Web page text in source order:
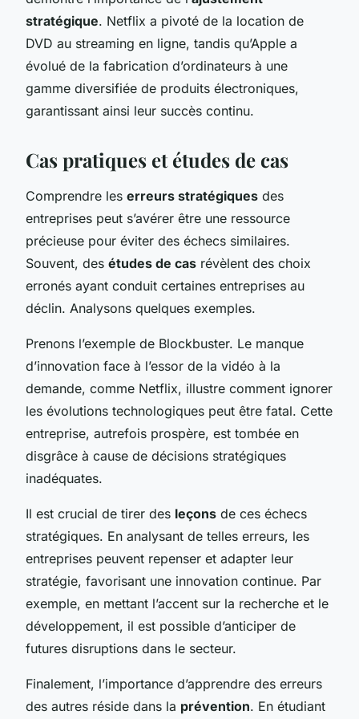
stratégique. Netflix a pivoté de la location de
DVD au streaming en ligne, tandis qu’Apple a
évolué de la fabrication d’ordinateurs à une
gamme diversifiée de produits électroniques,
garantissant ainsi leur succès continu.
Cas pratiques et études de cas
Comprendre les erreurs stratégiques des
entreprises peut s’avérer être une ressource
précieuse pour éviter des échecs similaires.
Souvent, des études de cas révèlent des choix
erronés ayant conduit certaines entreprises au
déclin. Analysons quelques exemples.
Prenons l’exemple de Blockbuster. Le manque
d’innovation face à l’essor de la vidéo à la
demande, comme Netflix, illustre comment ignorer
les évolutions technologiques peut être fatal. Cette
entreprise, autrefois prospère, est tombée en
disgrâce à cause de décisions stratégiques
inadéquates.
Il est crucial de tirer des leçons de ces échecs
stratégiques. En analysant de telles erreurs, les
entreprises peuvent repenser et adapter leur
stratégie, favorisant une innovation continue. Par
exemple, en mettant l’accent sur la recherche et le
développement, il est possible d’anticiper de
futures disruptions dans le secteur.
Finalement, l’importance d’apprendre des erreurs
des autres réside dans la prévention. En étudiant